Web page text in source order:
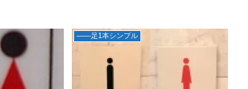
――足1本シンプル